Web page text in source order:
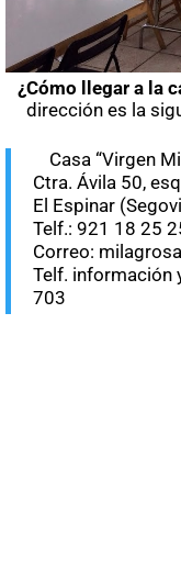
¿Cómo llegar a la
dirección es la
Casa “Virgen
Ctra. Ávila 50,
El Espinar
Telf.: 921 18 25
Correo:
Telf. información
703